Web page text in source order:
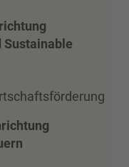
Sustainable